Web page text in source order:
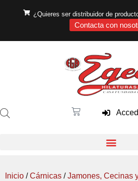
¿Quieres ser distribuidor de
Contacta con
Inicio /Cárnicas /Jamones, Cecinas